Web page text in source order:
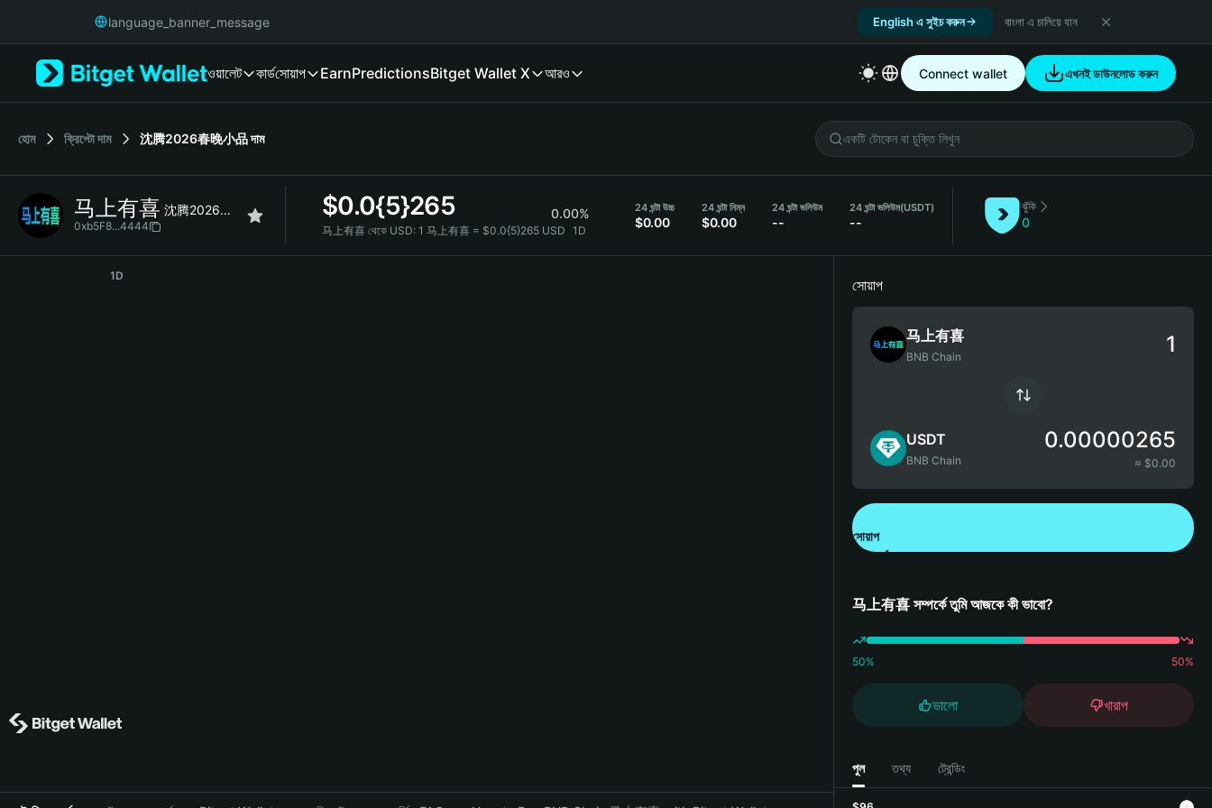
Русский
Italiano
简体中文
繁體中文
Bahasa Indonesia
language_banner_message English এ সুইচ করুন বাংলা এ চালিয়ে যান
ওয়ালেট কার্ডসোয়াপ EarnPredictionsBitget Wallet X আরও Connect wallet এখনই ডাউনলোড করুন
হোম ক্রিপ্টো দাম 沈腾2026春晚小品দাম
马上有喜 沈腾2026春晚小品
0xb5F8...4444
$0.0{5}265 0.00%
马上有喜 থেকে USD: 1 马上有喜 = $0.0{5}265 USD 1D
24 ঘন্টা উচ্চ
$0.00
24 ঘন্টা নিম্ন
$0.00
24 ঘন্টা ভলিউম
--
24 ঘন্টা ভলিউম(USDT)
--
ঝুঁকি
0
1D
সোয়াপ
马上有喜
BNB Chain
USDT
BNB Chain
0.00000265
≈ $0.00
সোয়াপ
马上有喜 সম্পর্কে তুমি আজকে কী ভাবো?
50% 50%
ভালো খারাপ
পুল তথ্য ট্রেন্ডিং